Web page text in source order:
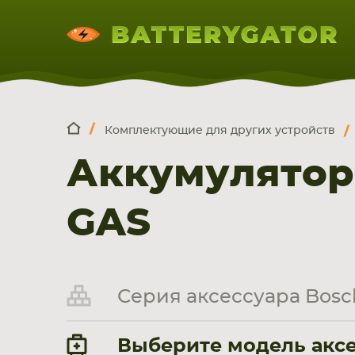
НОУТБУКА
ПЛАНШЕТА
СМАРТФОНА
Комплектующие для других устройств
GAS
Серия аксессуара
Выберите модель